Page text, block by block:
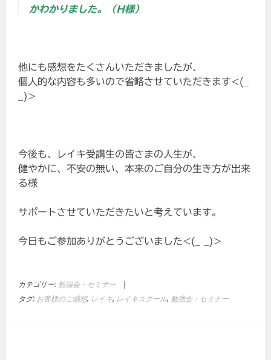
かわかりました。（H様）
他にも感想をたくさんいただきましたが、
個人的な内容も多いので省略させていただきます<(_
_)>
今後も、レイキ受講生の皆さまの人生が、
健やかに、不安の無い、本来のご自分の生き方が出来
る様
サポートさせていただきたいと考えています。
今日もご参加ありがとうございました<(_ _)>
カテゴリー: 勉強会・セミナー
タグ: お客様のご感想, レイキ, レイキスクール, 勉強会・セミナー